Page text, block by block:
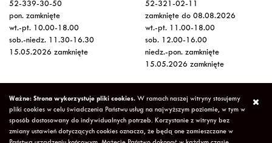
52-339-30-50
pon. zamknięte
wt.-pt. 10.00-18.00
sob.-niedz. 11.30-16.30
15.05.2026 zamknięte
52-321-02-11
zamknięte do 08.08.2026
wt.-pt. 11.00-18.00
sob. 12.00-16.00
niedz.-pon. zamknięte
15.05.2026 zamknięte
Wstęp na wystawy
bezpłatny
Copyright © 2026 Galeria Miejska bwa w Bydgoszczy Polityka
Ważne: Strona wykorzystuje pliki cookies. W ramach naszej witryny stosujemy
pliki cookies w celu świadczenia Państwu usług na najwyższym poziomie, w tym w
sposób dostosowany do indywidualnych potrzeb. Korzystanie z witryny bez
zmiany ustawień dotyczących cookies oznacza, że będą one zamieszczane w